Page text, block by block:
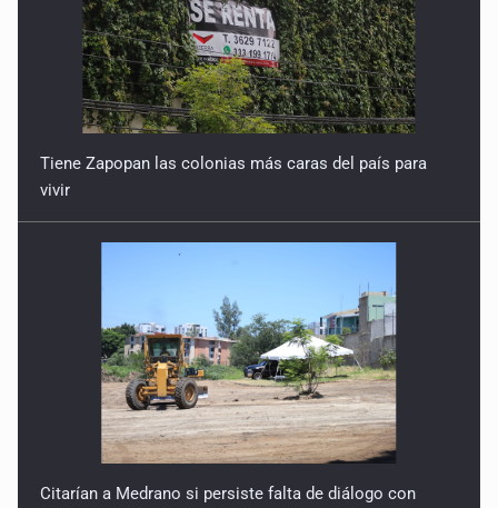
Tiene Zapopan las colonias más caras del país para
vivir
Citarían a Medrano si persiste falta de diálogo con